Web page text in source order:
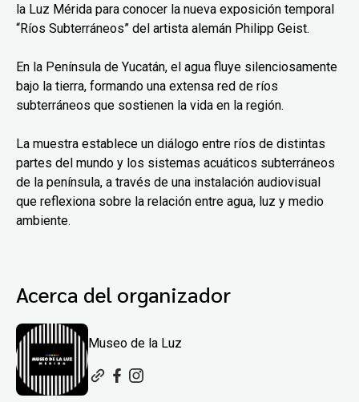
la Luz Mérida para conocer la nueva exposición temporal
“Ríos Subterráneos” del artista alemán Philipp Geist.
En la Península de Yucatán, el agua fluye silenciosamente
bajo la tierra, formando una extensa red de ríos
subterráneos que sostienen la vida en la región.
La muestra establece un diálogo entre ríos de distintas
partes del mundo y los sistemas acuáticos subterráneos
de la península, a través de una instalación audiovisual
que reflexiona sobre la relación entre agua, luz y medio
ambiente.
Acerca del organizador
Museo de la Luz